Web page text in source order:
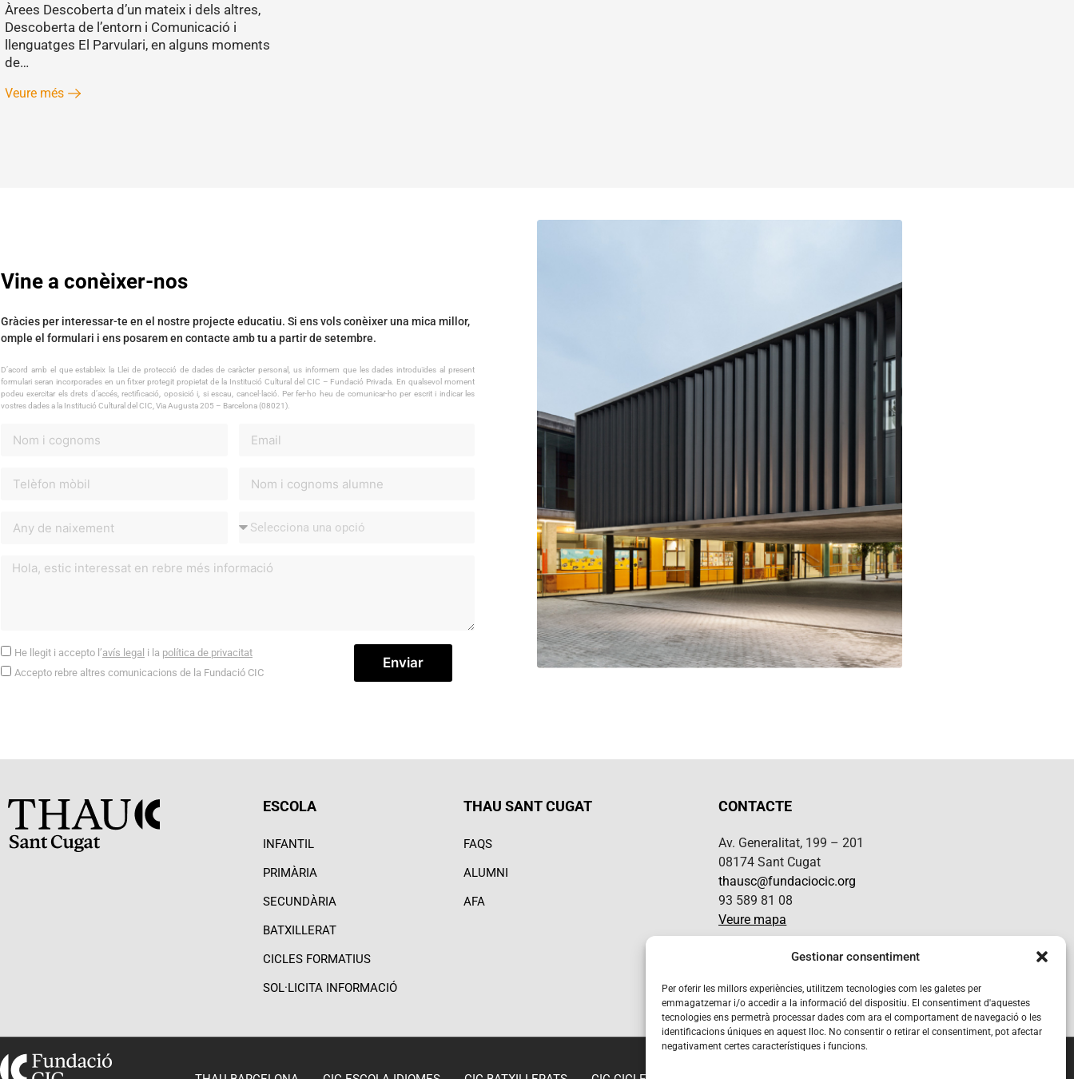
Gestionar consentiment
Per oferir les millors experiències, utilitzem tecnologies com les galetes per
emmagatzemar i/o accedir a la informació del dispositiu. El consentiment d'aquestes
tecnologies ens permetrà processar dades com ara el comportament de navegació o les
identificacions úniques en aquest lloc. No consentir o retirar el consentiment, pot afectar
negativament certes característiques i funcions.
Àrees Descoberta d’un mateix i dels altres,
Descoberta de l’entorn i Comunicació i
llenguatges El Parvulari, en alguns moments
de…
Veure més
Vine a conèixer-nos
Gràcies per interessar-te en el nostre projecte educatiu. Si ens vols conèixer una mica millor,
omple el formulari i ens posarem en contacte amb tu a partir de setembre.
D’acord amb el que estableix la Llei de protecció de dades de caràcter personal, us informem que les dades introduïdes al present
formulari seran incorporades en un fitxer protegit propietat de la Institució Cultural del CIC – Fundació Privada. En qualsevol moment
podeu exercitar els drets d’accés, rectificació, oposició i, si escau, cancel·lació. Per fer-ho heu de comunicar-ho per escrit i indicar les
vostres dades a la Institució Cultural del CIC, Via Augusta 205 – Barcelona (08021).
He llegit i accepto l’avís legal i la política de privacitat
Accepto rebre altres comunicacions de la Fundació CIC
Enviar
ESCOLA
INFANTIL
PRIMÀRIA
SECUNDÀRIA
BATXILLERAT
CICLES FORMATIUS
SOL·LICITA INFORMACIÓ
THAU SANT CUGAT
FAQS
ALUMNI
AFA
CONTACTE
Av. Generalitat, 199 – 201
08174 Sant Cugat
thausc@fundaciocic.org
93 589 81 08
Veure mapa
SEGUEIX-NOS